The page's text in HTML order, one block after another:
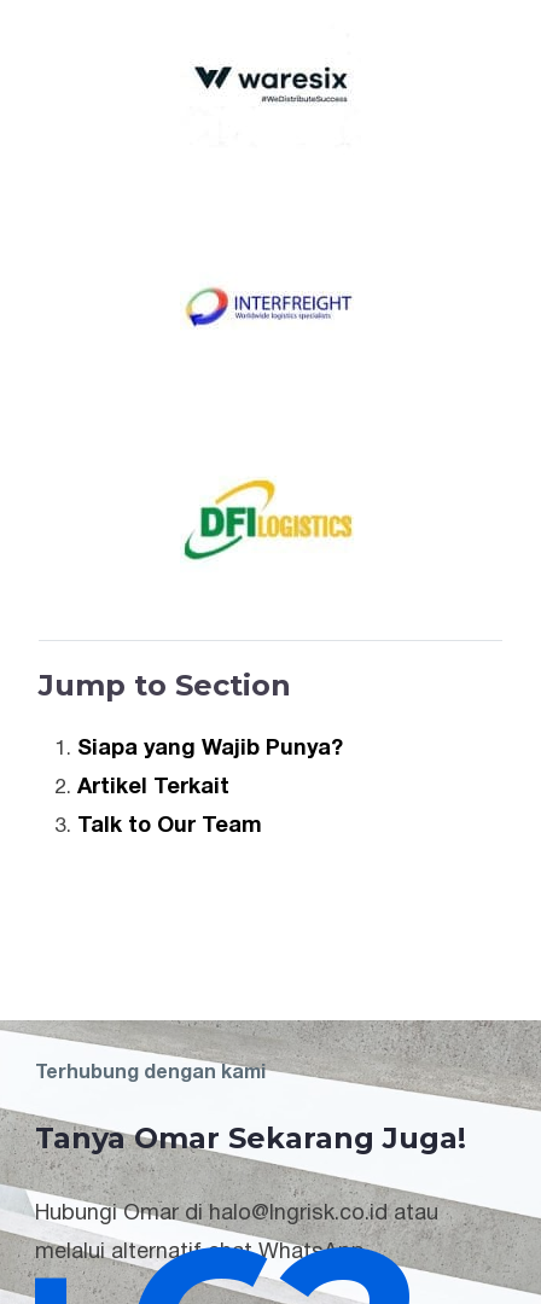
Jump to Section
Siapa yang Wajib Punya?
Artikel Terkait
Talk to Our Team
Terhubung dengan kami
Tanya Omar Sekarang Juga!
Hubungi Omar di halo@lngrisk.co.id atau
melalui alternatif chat WhatsApp.